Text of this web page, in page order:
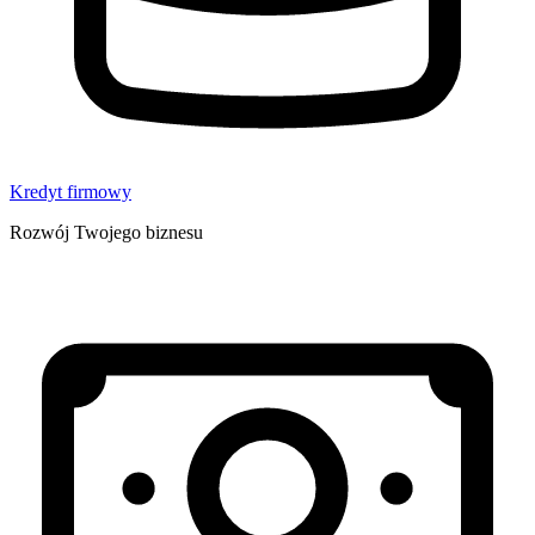
Kredyt firmowy
Rozwój Twojego biznesu